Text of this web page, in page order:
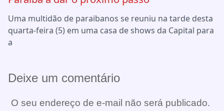
Uma multidão de paraibanos se reuniu na tarde desta
quarta-feira (5) em uma casa de shows da Capital para
a
Deixe um comentário
O seu endereço de e-mail não será publicado.